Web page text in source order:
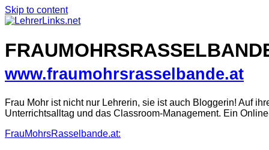
Skip to content
www.fraumohrsrasselbande.at
Frau Mohr ist nicht nur Lehrerin, sie ist auch Bloggerin! Auf
Unterrichtsalltag und das Classroom-Management. Ein
FrauMohrsRasselbande.at: